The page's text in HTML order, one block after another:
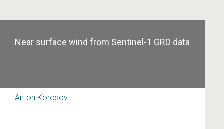
Near surface wind from Sentinel-1 GRD data
Anton Korosov